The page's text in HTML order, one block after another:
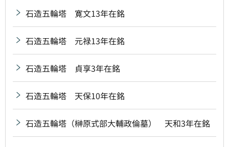
石造五輪塔 寛文13年在銘
石造五輪塔 元禄13年在銘
石造五輪塔 貞享3年在銘
石造五輪塔 天保10年在銘
石造五輪塔（榊原式部大輔政倫墓） 天和3年在銘